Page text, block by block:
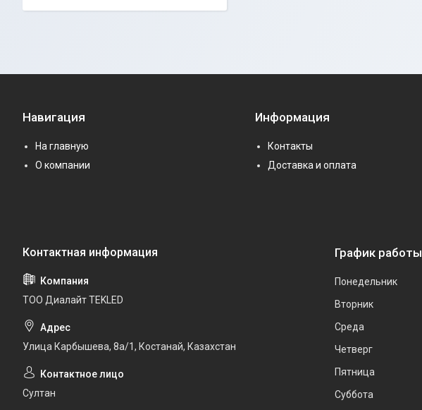
Навигация
На главную
О компании
Информация
Контакты
Доставка и оплата
ТОО Диалайт TEKLED
Улица Карбышева, 8а/1, Костанай, Казахстан
Султан
График работы
Понедельник
Вторник
Среда
Четверг
Пятница
Суббота